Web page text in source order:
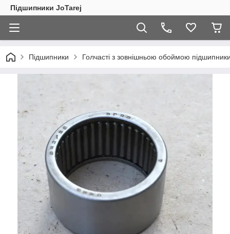
Підшипники JoTarej
Підшипники Голчасті з зовнішньою обоймою